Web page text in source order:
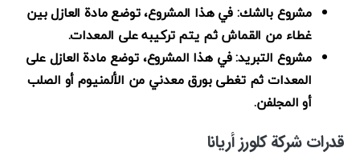
مشروع بالشك: في هذا المشروع، توضع مادة العازل بين
غطاء من القماش ثم يتم تركيبه على المعدات.
مشروع التبريد: في هذا المشروع، توضع مادة العازل على
المعدات ثم تغطى بورق معدني من الألمنيوم أو الصلب
أو المجلفن.
قدرات شركة كلورز أريانا